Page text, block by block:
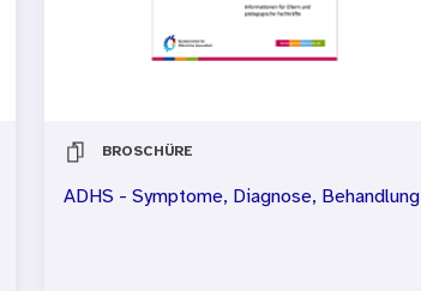
BROSCHÜRE
ADHS - Symptome, Diagnose, Behandlung